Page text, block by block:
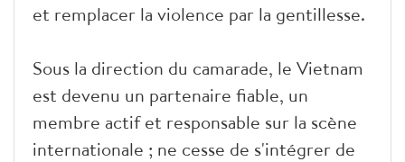
et remplacer la violence par la gentillesse.
Sous la direction du camarade, le Vietnam
est devenu un partenaire fiable, un
membre actif et responsable sur la scène
internationale ; ne cesse de s'intégrer de